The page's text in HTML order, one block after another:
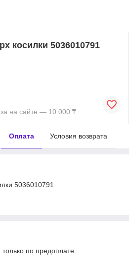
косилки 5036010791
на сайте — 10 000 ₸
Оплата Условия возврата
5036010791
по предоплате.